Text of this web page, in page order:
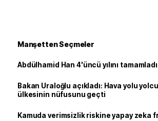
Manşetten Seçmeler
Abdülhamid Han 4'üncü yılını tamamladı
Bakan Uraloğlu açıkladı: Hava yolu yolcu
ülkesinin nüfusunu geçti
Kamuda verimsizlik riskine yapay zeka